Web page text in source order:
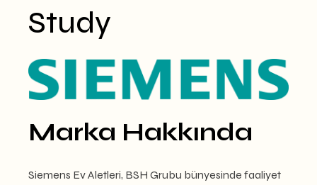
Study
Marka Hakkında
Siemens Ev Aletleri, BSH Grubu bünyesinde faaliyet